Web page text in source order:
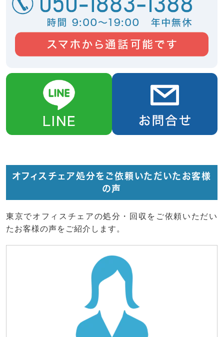
オフィスチェア処分をご依頼いただいたお客様
の声
東京でオフィスチェアの処分・回収をご依頼いただい
たお客様の声をご紹介します。